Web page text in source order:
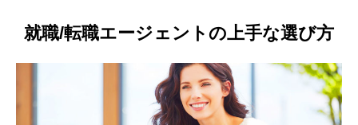
就職/転職エージェントの上手な選び方